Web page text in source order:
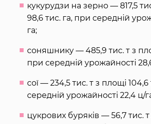
кукурудзи на зерно — 817,5
98,6 тис. га, при середній
га;
соняшнику — 485,9 тис. т з
при середній урожайності
сої — 234,5 тис. т з площі 104,6
середній урожайності 22,4 ц/
цукрових буряків — 56,7 тис.